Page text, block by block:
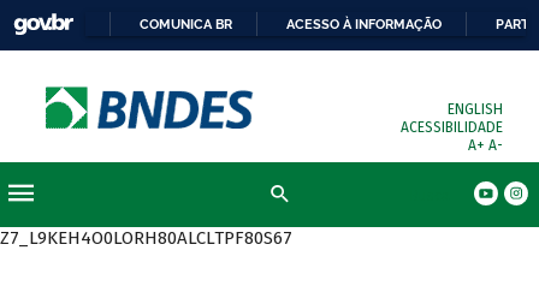
COMUNICA BR ACESSO À INFORMAÇÃO
ENGLISH
ACESSIBILIDADE
A+ A-
Z7_L9KEH4O0LORH80ALCLTPF80S67